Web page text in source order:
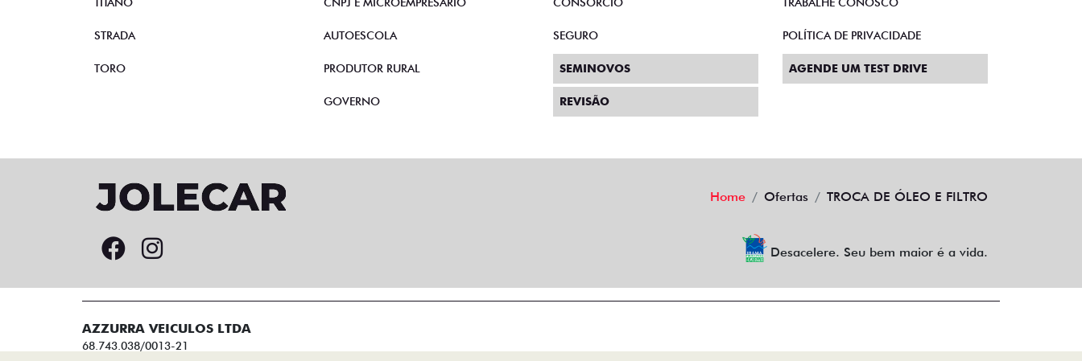
STRADA
TORO
AUTOESCOLA
PRODUTOR RURAL
GOVERNO
SEGURO
SEMINOVOS
REVISÃO
POLÍTICA DE PRIVACIDADE
AGENDE UM TEST DRIVE
Home Ofertas TROCA DE ÓLEO E FILTRO
Desacelere. Seu bem maior é a vida.
AZZURRA VEICULOS LTDA
68.743.038/0013-21